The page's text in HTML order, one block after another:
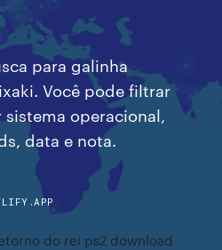
para galinha
Você pode filtrar
operacional,
data e nota.
do rei ps2 download